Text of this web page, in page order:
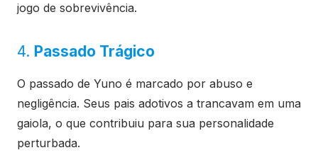
jogo de sobrevivência.
4. Passado Trágico
O passado de Yuno é marcado por abuso e
negligência. Seus pais adotivos a trancavam em uma
gaiola, o que contribuiu para sua personalidade
perturbada.